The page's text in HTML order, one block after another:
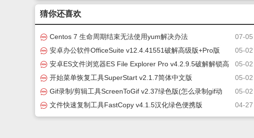
猜你还喜欢
07-05
Centos 7 生命周期结束无法使用yum解决办法
05-02
安卓办公软件OfficeSuite v12.4.41551破解高级版+Pro版
05-02
安卓ES文件浏览器ES File Explorer Pro v4.2.9.5破解解锁高
级版(es文件浏览器)
05-02
开始菜单恢复工具SuperStart v2.1.7简体中文版
05-02
Gif录制/剪辑工具ScreenToGif v2.37绿色版(怎么录制gif动
图)
04-27
文件快速复制工具FastCopy v4.1.5汉化绿色便携版